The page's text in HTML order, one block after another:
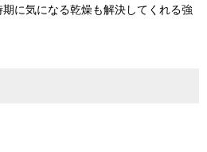
に気になる乾燥も解決してくれる強